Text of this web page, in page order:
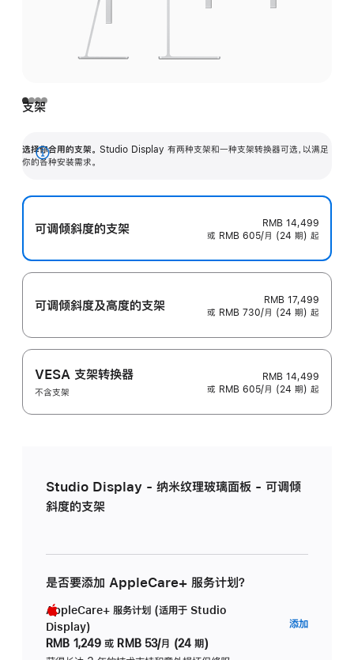
支架
选择你合用的支架。 Studio Display 有两种支架和一种支架转换器可选，以满足
你的各种安装需求。
展
可调倾斜度的支架
RMB 14,499
或 RMB 605/月 (24 期) 起
可调倾斜度及高‍度的支‍架
RMB 17,499
或 RMB 730/月 (24 期) 起
VESA 支架转换器
不含支架
RMB 14,499
或 RMB 605/月 (24 期) 起
Studio Display - 纳米纹理玻璃面板 - 可调倾
斜度的支架
是否要添加 AppleCare+ 服务计划？
AppleCare+ 服务计划 (适用于 Studio
Display)
RMB 1,249 或 RMB 53/月 (24 期)
添加